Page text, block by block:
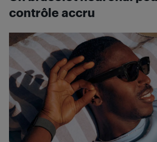
contrôle accru